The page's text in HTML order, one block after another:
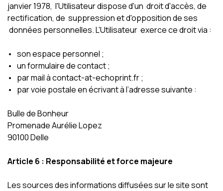
janvier 1978, l'Utilisateur dispose d'un droit d'accès, de
rectification, de suppression et d'opposition de ses
données personnelles. L'Utilisateur exerce ce droit via :
• son espace personnel ;
• un formulaire de contact ;
• par mail à contact-at-echoprint.fr ;
• par voie postale en écrivant à l’adresse suivante :
Bulle de Bonheur
Promenade Aurélie Lopez
90100 Delle
Article 6 : Responsabilité et force majeure
Les sources des informations diffusées sur le site sont